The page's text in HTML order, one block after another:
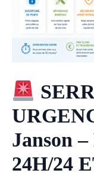
Janson
24H/24